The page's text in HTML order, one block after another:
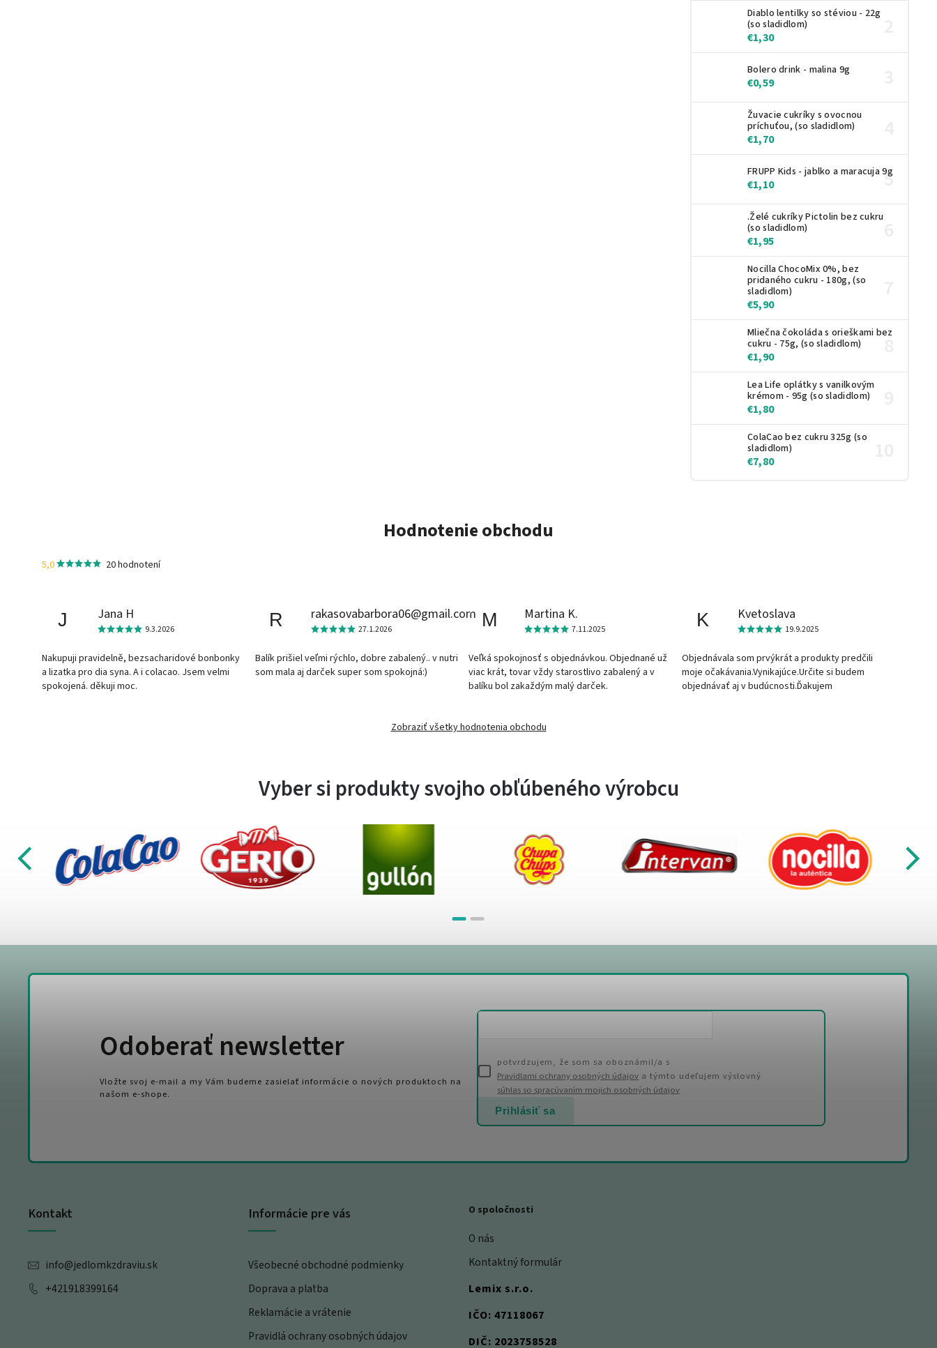
Diablo lentilky so stéviou - 22g
(so sladidlom)
€1,30
Bolero drink - malina 9g
€0,59
Žuvacie cukríky s ovocnou
príchuťou, (so sladidlom)
€1,70
FRUPP Kids - jablko a maracuja 9g
€1,10
.Želé cukríky Pictolin bez cukru
(so sladidlom)
€1,95
Nocilla ChocoMix 0%, bez
pridaného cukru - 180g, (so
sladidlom)
€5,90
Mliečna čokoláda s orieškami bez
cukru - 75g, (so sladidlom)
€1,90
Lea Life oplátky s vanilkovým
krémom - 95g (so sladidlom)
€1,80
ColaCao bez cukru 325g (so
sladidlom)
€7,80
Hodnotenie obchodu
5,0 20 hodnotení
J Jana H
9.3.2026
Nakupuji pravidelně, bezsacharidové bonbonky
a lizatka pro dia syna. A i colacao. Jsem velmi
spokojená. děkuji moc.
R rakasovabarbora06@gmail.com
27.1.2026
Balík prišiel veľmi rýchlo, dobre zabalený.. v nutri
som mala aj darček super som spokojná:)
M Martina K.
7.11.2025
Veľká spokojnosť s objednávkou. Objednané už
viac krát, tovar vždy starostlivo zabalený a v
balíku bol zakaždým malý darček.
K Kvetoslava
19.9.2025
Objednávala som prvýkrát a produkty predčili
moje očakávania.Vynikajúce.Určite si budem
objednávať aj v budúcnosti.Ďakujem
Zobraziť všetky hodnotenia obchodu
Vyber si produkty svojho obľúbeného výrobcu
Kontakt
info@jedlomkzdraviu.sk
+421918399164
Informácie pre vás
Všeobecné obchodné podmienky
Doprava a platba
Reklamácie a vrátenie
Pravidlá ochrany osobných údajov
O spoločnosti
O nás
Kontaktný formulár
Lemix s.r.o.
IČO: 47118067
DIČ: 2023758528
Odoberať newsletter
Vložte svoj e-mail a my Vám budeme zasielať informácie o nových produktoch na
našom e-shope.
potvrdzujem, že som sa oboznámil/a s
Pravidlami ochrany osobných údajov a týmto udeľujem výslovný
súhlas so spracúvaním mojich osobných údajov
Prihlásiť sa